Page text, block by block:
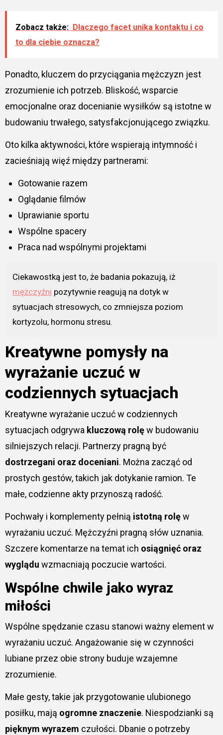
Zobacz także: Dlaczego facet unika kontaktu i co
to dla ciebie oznacza?
Ponadto, kluczem do przyciągania mężczyzn jest
zrozumienie ich potrzeb. Bliskość, wsparcie
emocjonalne oraz docenianie wysiłków są istotne w
budowaniu trwałego, satysfakcjonującego związku.
Oto kilka aktywności, które wspierają intymność i
zacieśniają więź między partnerami:
Gotowanie razem
Oglądanie filmów
Uprawianie sportu
Wspólne spacery
Praca nad wspólnymi projektami
Ciekawostką jest to, że badania pokazują, iż
mężczyźni pozytywnie reagują na dotyk w
sytuacjach stresowych, co zmniejsza poziom
kortyzolu, hormonu stresu.
Kreatywne pomysły na
wyrażanie uczuć w
codziennych sytuacjach
Kreatywne wyrażanie uczuć w codziennych
sytuacjach odgrywa kluczową rolęw budowaniu
silniejszych relacji. Partnerzy pragną być
dostrzegani oraz doceniani. Można zacząć od
prostych gestów, takich jak dotykanie ramion. Te
małe, codzienne akty przynoszą radość.
Pochwały i komplementy pełnią istotną rolęw
wyrażaniu uczuć. Mężczyźni pragną słów uznania.
Szczere komentarze na temat ich osiągnięć oraz
wyglądu wzmacniają poczucie wartości.
Wspólne chwile jako wyraz
miłości
Wspólne spędzanie czasu stanowi ważny element w
wyrażaniu uczuć. Angażowanie się w czynności
lubiane przez obie strony buduje wzajemne
zrozumienie.
Małe gesty, takie jak przygotowanie ulubionego
posiłku, mają ogromne znaczenie. Niespodzianki są
pięknym wyrazem czułości. Dbanie o potrzeby